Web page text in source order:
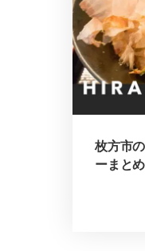
枚方市
ーまとめ